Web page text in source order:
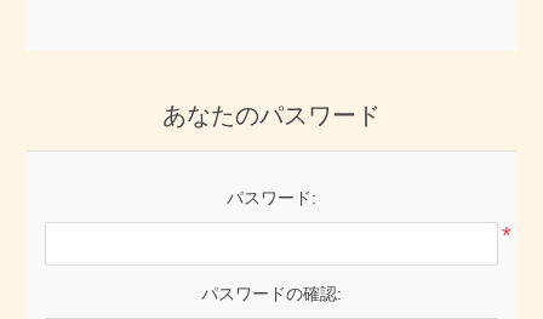
あなたのパスワード
パスワード:
*
パスワードの確認: